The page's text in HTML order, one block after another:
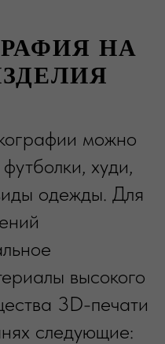
НА
можно
худи,
одежды. Для
высокого
3D-печати
следующие: